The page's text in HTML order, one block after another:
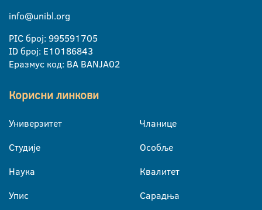
info@unibl.org
PIC број: 995591705
ID број: E10186843
Еразмус код: BA BANJA02
Корисни линкови
Универзитет
Студије
Наука
Упис
Чланице
Особље
Квалитет
Сарадња